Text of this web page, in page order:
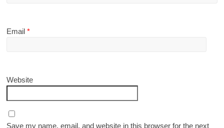
Email*
Website
Save my name, email, and website in this browser for the next